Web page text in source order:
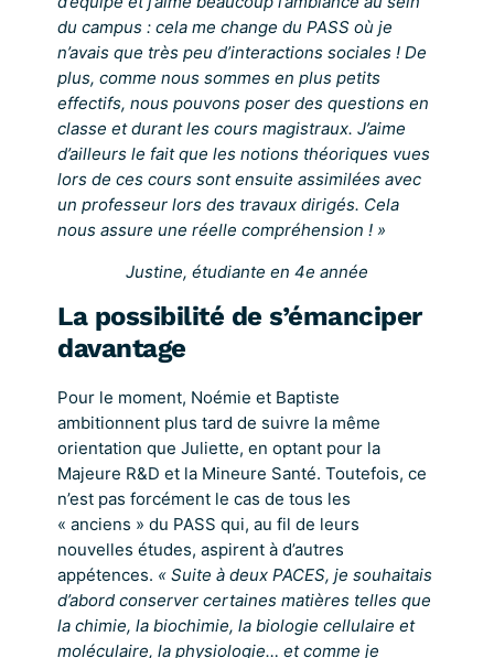
du campus : cela me change du PASS où je
n’avais que très peu d’interactions sociales ! De
plus, comme nous sommes en plus petits
effectifs, nous pouvons poser des questions en
classe et durant les cours magistraux. J’aime
d’ailleurs le fait que les notions théoriques vues
lors de ces cours sont ensuite assimilées avec
un professeur lors des travaux dirigés. Cela
nous assure une réelle compréhension ! »
Justine, étudiante en 4e année
La possibilité de s’émanciper
davantage
Pour le moment, Noémie et Baptiste
ambitionnent plus tard de suivre la même
orientation que Juliette, en optant pour la
Majeure R&D et la Mineure Santé. Toutefois, ce
n’est pas forcément le cas de tous les
« anciens » du PASS qui, au fil de leurs
nouvelles études, aspirent à d’autres
appétences. « Suite à deux PACES, je souhaitais
d’abord conserver certaines matières telles que
la chimie, la biochimie, la biologie cellulaire et
moléculaire, la physiologie… et comme je